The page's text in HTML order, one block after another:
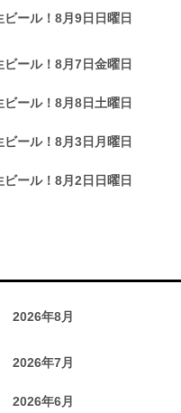
ビール！8月9日日曜日
ビール！8月7日金曜日
ビール！8月8日土曜日
ビール！8月3日月曜日
ビール！8月2日日曜日
2026年8月
2026年7月
2026年6月